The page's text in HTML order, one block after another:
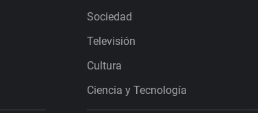
Sociedad
Televisión
Cultura
Ciencia y Tecnología